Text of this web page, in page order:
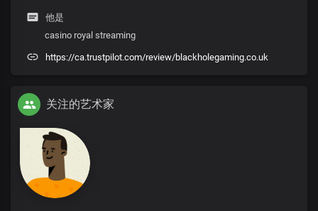
他是
casino royal streaming
https://ca.trustpilot.com/review/blackholegaming.co.uk
关注的艺术家